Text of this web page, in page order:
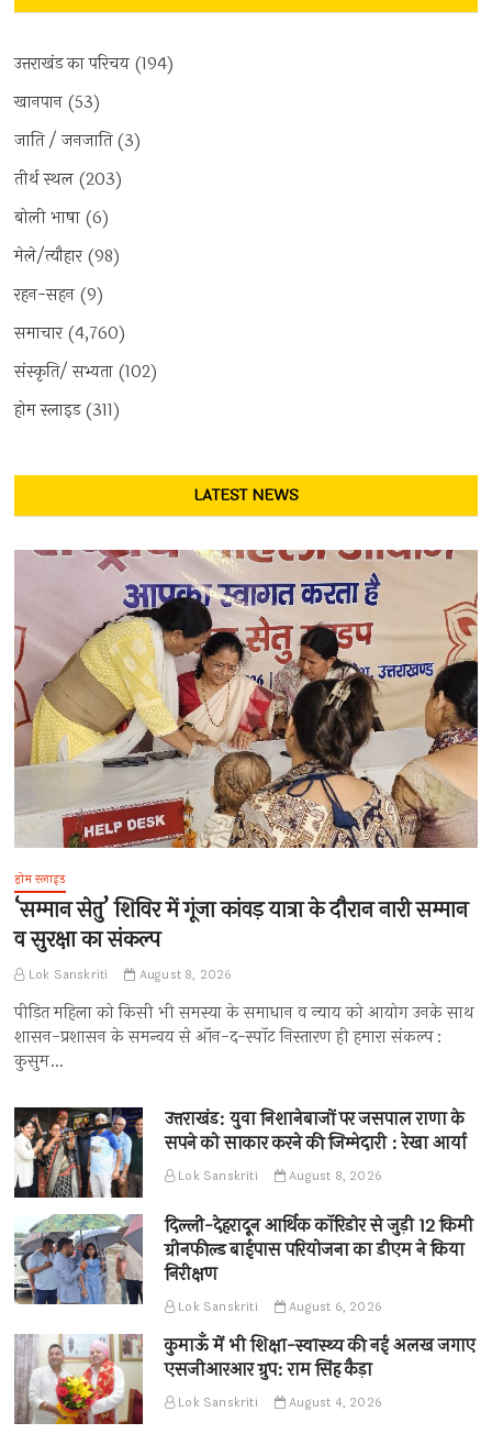
उत्तराखंड का परिचय (194)
खानपान (53)
जाति / जनजाति(3)
तीर्थ स्थल (203)
बोली भाषा (6)
मेले/त्यौहार(98)
रहन-सहन (9)
समाचार(4,760)
संस्कृति/ सभ्यता (102)
होम स्लाइड(311)
LATEST NEWS
होम स्लाइड
‘सम्मान सेतु’ शिविर में गूंजा कांवड़ यात्रा के दौरान नारी सम्मान
व सुरक्षा का संकल्प
Lok Sanskriti August 8, 2026
पीड़ित महिला को किसी भी समस्या के समाधान व न्याय को आयोग उनके साथ
शासन-प्रशासन के समन्वय से ऑन-द-स्पॉट निस्तारण ही हमारा संकल्प :
कुसुम…
उत्तराखंड: युवा निशानेबाजों पर जसपाल राणा के
सपने को साकार करने की जिम्मेदारी : रेखा आर्या
Lok Sanskriti August 8, 2026
दिल्ली-देहरादून आर्थिक कॉरिडोर से जुड़ी 12 किमी
ग्रीनफील्ड बाईपास परियोजना का डीएम ने किया
निरीक्षण
Lok Sanskriti August 6, 2026
कुमाऊँ में भी शिक्षा-स्वास्थ्य की नई अलख जगाए
एसजीआरआर ग्रुप: राम सिंह कैड़ा
Lok Sanskriti August 4, 2026